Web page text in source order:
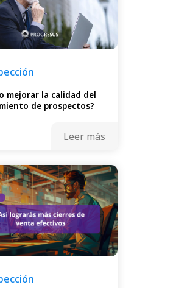
mejorar la calidad del
de prospectos?
Leer más